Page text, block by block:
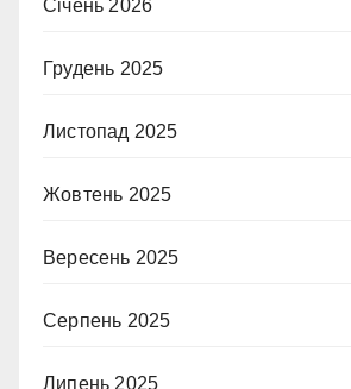
Січень 2026
Грудень 2025
Листопад 2025
Жовтень 2025
Вересень 2025
Серпень 2025
Липень 2025